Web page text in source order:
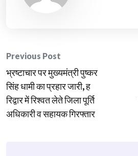
Post
navigation
Previous Post
भ्रष्टाचार पर मुख्यमंत्री पुष्कर
सिंह धामी का प्रहार जारी, ह
रिद्वार में रिश्वत लेते जिला पूर्ति
अधिकारी व सहायक गिरफ्तार